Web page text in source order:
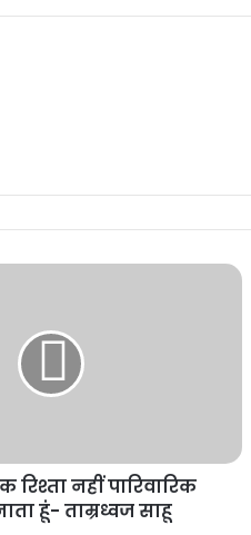
रिश्ता नहीं पारिवारिक
हूं- ताम्रध्वज साहू